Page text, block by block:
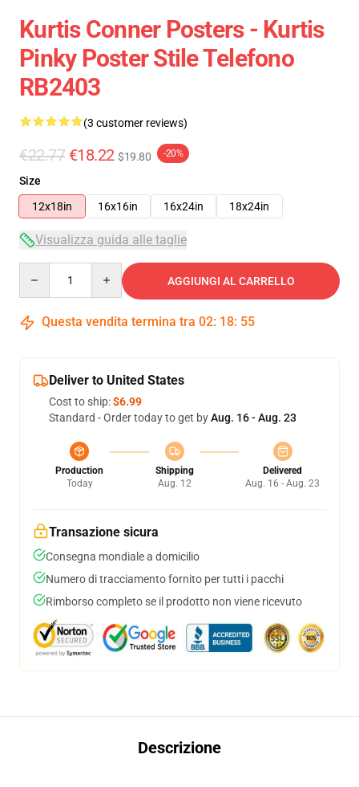
Kurtis Conner Posters - Kurtis
Pinky Poster Stile Telefono
RB2403
(3 customer reviews)
€22.77 €18.22 $19.80 -20%
Size
12x18in
16x16in 16x24in 18x24in
Visualizza guida alle taglie
AGGIUNGI AL CARRELLO
Questa vendita termina tra 02: 18: 54
Deliver to United States
Cost to ship:$6.99
Standard - Order today to get byAug. 16 - Aug. 23
Production
Today
Shipping
Aug. 12
Delivered
Aug. 16 - Aug. 23
Transazione sicura
Consegna mondiale a domicilio
Numero di tracciamento fornito per tutti i pacchi
Rimborso completo se il prodotto non viene ricevuto
Descrizione